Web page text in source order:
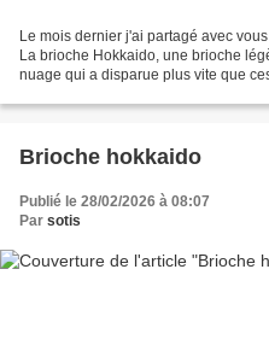
Le mois dernier j'ai partagé avec
La brioche Hokkaido, une brioche
nuage qui a disparue plus vite que
Brioche hokkaido
Publié le 28/02/2026 à 08:07
Par sotis